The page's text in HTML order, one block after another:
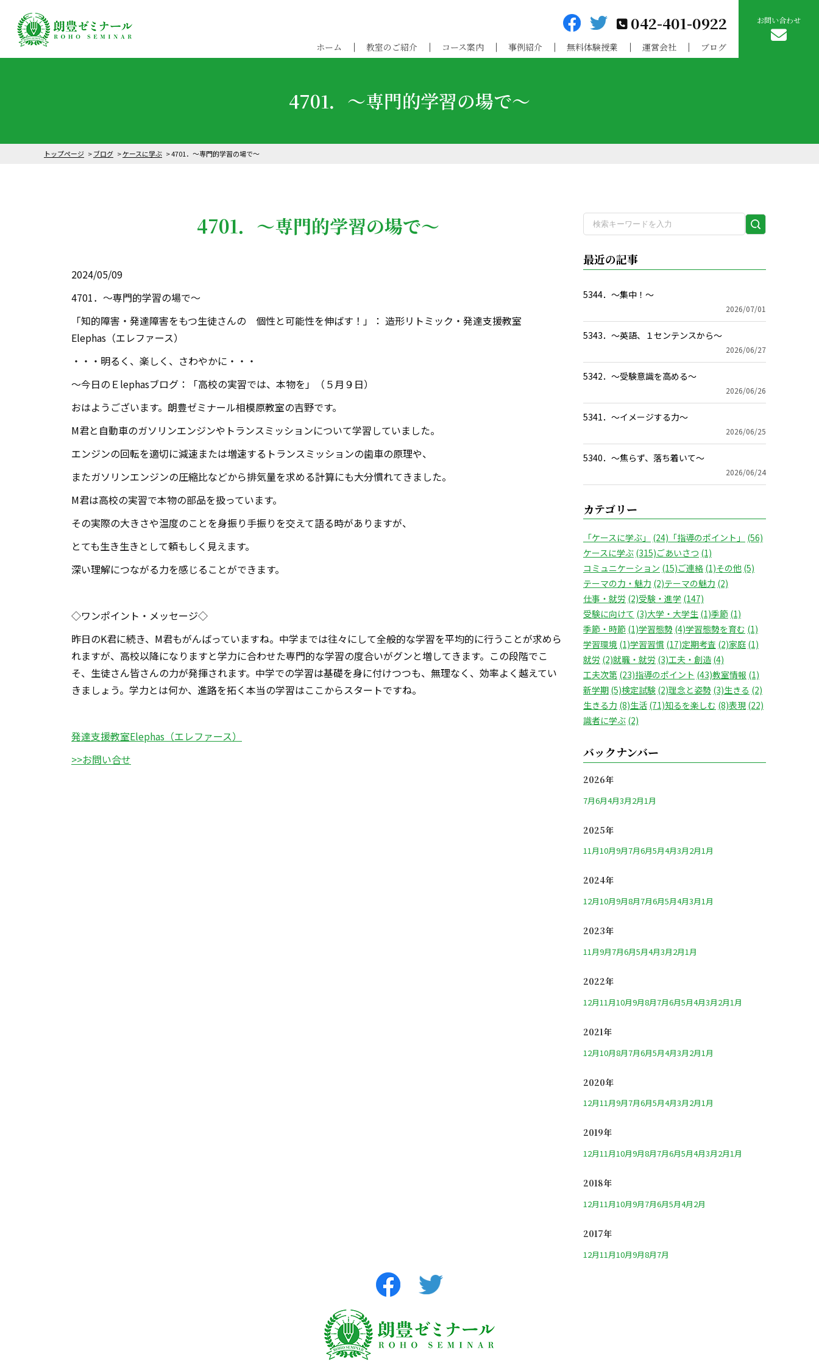
042-401-0922
ホーム 教室のご紹介 コース案内 事例紹介 無料体験授業 運営会社 ブログ
お問い合わせ
4701．～専門的学習の場で～
トップページ ブログ ケースに学ぶ 4701．～専門的学習の場で～
4701．～専門的学習の場で～
2024/05/09
4701．～専門的学習の場で～
「知的障害・発達障害をもつ生徒さんの 個性と可能性を伸ばす！」： 造形リトミック・発達支援教室
Elephas（エレファース）
・・・明るく、楽しく、さわやかに・・・
～今日のＥlephasブログ：「高校の実習では、本物を」（５月９日）
おはようございます。朗豊ゼミナール相模原教室の吉野です。
M君と自動車のガソリンエンジンやトランスミッションについて学習していました。
エンジンの回転を適切に減速または増速するトランスミッションの歯車の原理や、
またガソリンエンジンの圧縮比などから排気量を求める計算にも大分慣れてきました。
M君は高校の実習で本物の部品を扱っています。
その実際の大きさや温度のことを身振り手振りを交えて語る時がありますが、
とても生き生きとして頼もしく見えます。
深い理解につながる力を感じることができます。
◇ワンポイント・メッセージ◇
昨日のK君に続き、M君もがんばっていますね。中学までは往々にして全般的な学習を平均的に行うことが求めら
れますが、高校以降になりますと学力に合わせた専門的な学習の度合いがグンと増してきます。この段階でこ
そ、生徒さん皆さんの力が発揮されます。中学での学習は基礎を身に付けつつも、無理なく、効率よく越えてい
きましょう。学力とは何か、進路を拓く本当の学習はここからスタートですね。
発達支援教室Elephas（エレファース）
>>お問い合せ
検
最近の記事
5344．～集中！〜
2026/07/01
5343．～英語、１センテンスから〜
2026/06/27
5342．～受験意識を高める〜
2026/06/26
5341．～イメージする力〜
2026/06/25
5340．～焦らず、落ち着いて〜
2026/06/24
カテゴリー
「ケースに学ぶ」 (24) 「指導のポイント」
(56)
ケースに学ぶ (315)ごあいさつ (1)
コミュニケーション (15)ご連絡 (1)その他 (5)
テーマの力・魅力 (2)テーマの魅力 (2)
仕事・就労 (2)受験・進学 (147)
受験に向けて (3)大学・大学生 (1)季節 (1)
季節・時節 (1)学習態勢 (4)学習態勢を育む (1)
学習環境 (1)学習習慣 (17)定期考査 (2)家庭 (1)
就労 (2)就職・就労 (3)工夫・創造 (4)
工夫次第 (23)指導のポイント (43)教室情報 (1)
新学期 (5)検定試験 (2)理念と姿勢 (3)生きる (2)
生きる力 (8)生活 (71)知るを楽しむ (8)表現 (22)
識者に学ぶ (2)
バックナンバー
2026年
7月6月4月3月2月1月
2025年
11月10月9月7月6月5月4月3月2月1月
2024年
12月10月9月8月7月6月5月4月3月1月
2023年
11月9月7月6月5月4月3月2月1月
2022年
12月11月10月9月8月7月6月5月4月3月2月1月
2021年
12月10月8月7月6月5月4月3月2月1月
2020年
12月11月9月7月6月5月4月3月2月1月
2019年
12月11月10月9月8月7月6月5月4月3月2月1月
2018年
12月11月10月9月7月6月5月4月2月
2017年
12月11月10月9月8月7月